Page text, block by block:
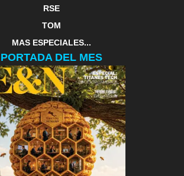
RSE
TOM
MAS ESPECIALES...
PORTADA DEL MES